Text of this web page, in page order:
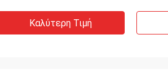
Καλύτερη Τιμή